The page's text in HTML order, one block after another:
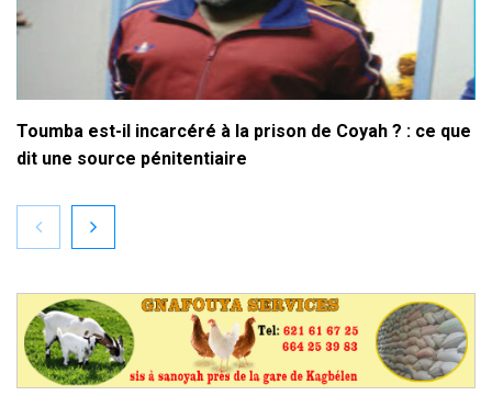
Toumba est-il incarcéré à la prison de Coyah ? : ce que
dit une source pénitentiaire